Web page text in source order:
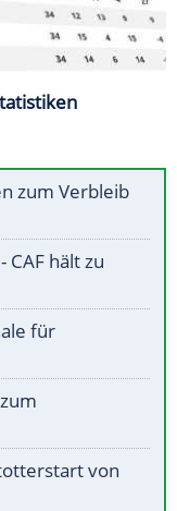
zum Verbleib
CAF hält zu
für
von